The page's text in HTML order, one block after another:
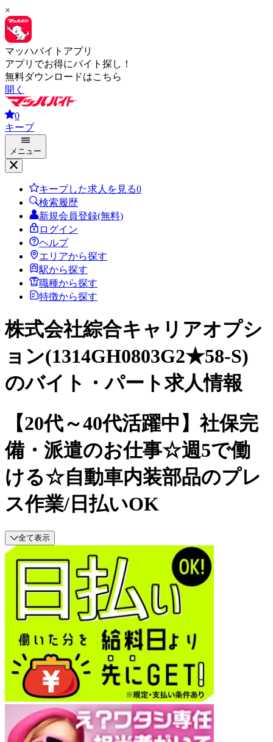
×
マッハバイトアプリ
アプリでお得にバイト探し！
無料ダウンロードはこちら
開く
0
キープ
メニュー
キープした求人を見る0
検索履歴
新規会員登録(無料)
ログイン
ヘルプ
エリアから探す
駅から探す
職種から探す
特徴から探す
株式会社綜合キャリアオプシ
ョン(1314GH0803G2★58-S)
のバイト・パート求人情報
【20代～40代活躍中】社保完
備・派遣のお仕事☆週5で働
ける☆自動車内装部品のプレ
ス作業/日払いOK
全て表示